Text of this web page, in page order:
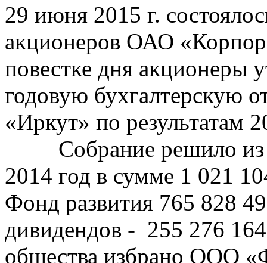
29 июня 2015 г.
акционеров ОАО
повестке дня акционеры
годовую бухгалтерскую
«Иркут» по результатам
Собрание решило из
2014 год в сумме 1 021
Фонд развития 765 828
дивидендов - 255 276
общества избрано ООО